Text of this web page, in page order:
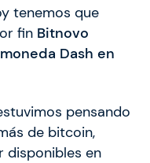
tenemos que
fin Bitnovo
Dash en
pensando
de bitcoin,
disponibles en